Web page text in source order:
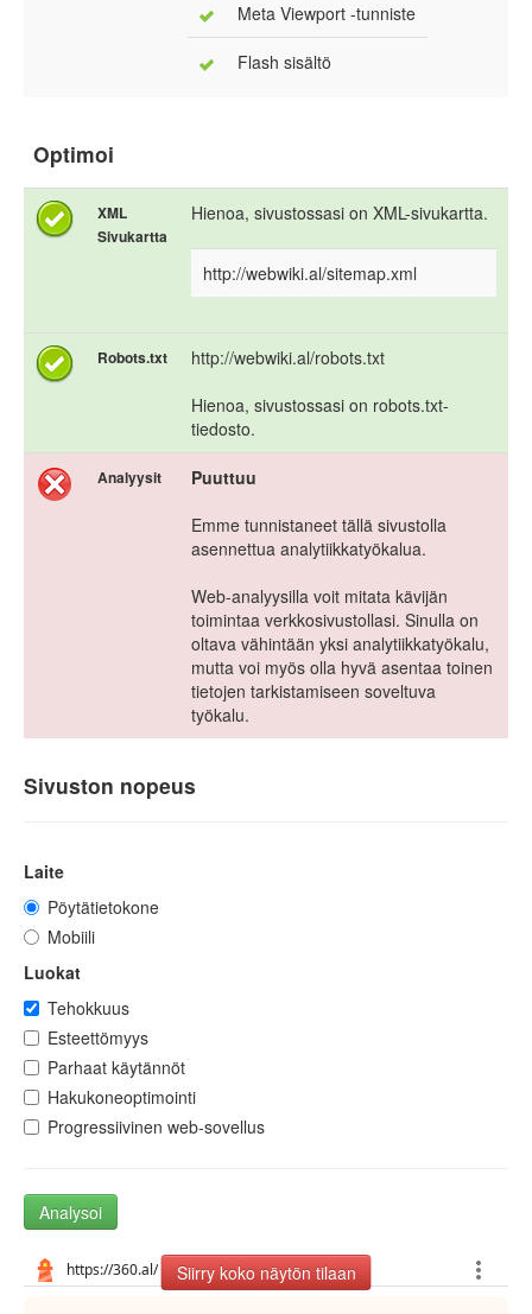
Meta Viewport -tunniste
Flash sisältö
Optimoi
XML
Sivukartta
Hienoa, sivustossasi on XML-sivukartta.
http://webwiki.al/sitemap.xml
Robots.txt
http://webwiki.al/robots.txt
Hienoa, sivustossasi on robots.txt-
tiedosto.
Analyysit
Puuttuu
Emme tunnistaneet tällä sivustolla
asennettua analytiikkatyökalua.
Web-analyysilla voit mitata kävijän
toimintaa verkkosivustollasi. Sinulla on
oltava vähintään yksi analytiikkatyökalu,
mutta voi myös olla hyvä asentaa toinen
tietojen tarkistamiseen soveltuva
työkalu.
Sivuston nopeus
Laite
Pöytätietokone
Mobiili
Luokat
Tehokkuus
Esteettömyys
Parhaat käytännöt
Hakukoneoptimointi
Progressiivinen web-sovellus
Analysoi
Siirry koko näytön tilaan